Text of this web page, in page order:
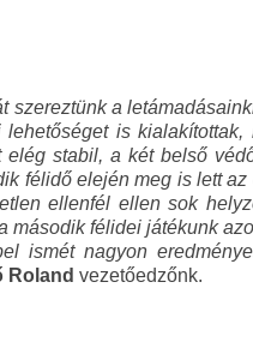
a
is
stabil, a két belső
félidő elején meg is lett
ellenfél ellen sok
félidei játékunk
ismét nagyon
Roland vezetőedzőnk.